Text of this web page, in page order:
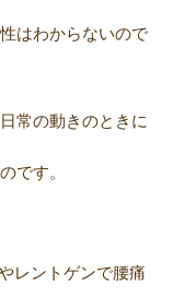
はわからないので
常の動きのときに
です。
レントゲンで腰痛